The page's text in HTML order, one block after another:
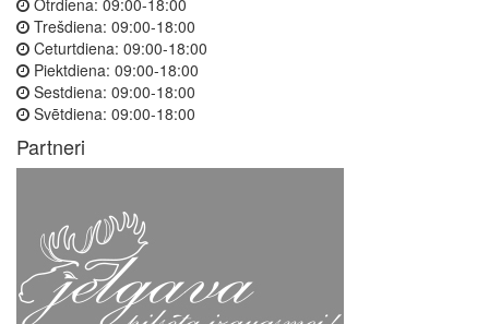
Otrdiena: 09:00-18:00
Trešdiena: 09:00-18:00
Ceturtdiena: 09:00-18:00
Piektdiena: 09:00-18:00
Sestdiena: 09:00-18:00
Svētdiena: 09:00-18:00
Partneri